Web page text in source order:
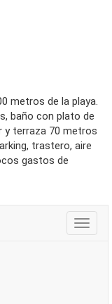
baño con plato de
y terraza 70 metros
trastero, aire
gastos de